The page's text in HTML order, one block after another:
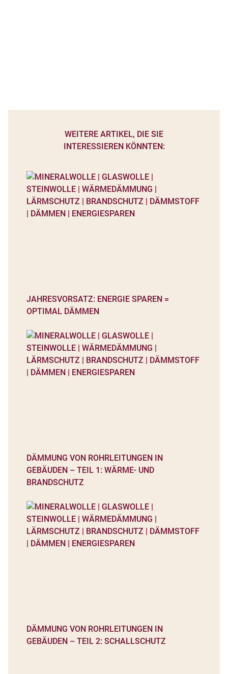
WEITERE ARTIKEL, DIE SIE
INTERESSIEREN KÖNNTEN:
JAHRESVORSATZ: ENERGIE SPAREN =
OPTIMAL DÄMMEN
DÄMMUNG VON ROHRLEITUNGEN IN
GEBÄUDEN – TEIL 1: WÄRME- UND
BRANDSCHUTZ
DÄMMUNG VON ROHRLEITUNGEN IN
GEBÄUDEN – TEIL 2: SCHALLSCHUTZ